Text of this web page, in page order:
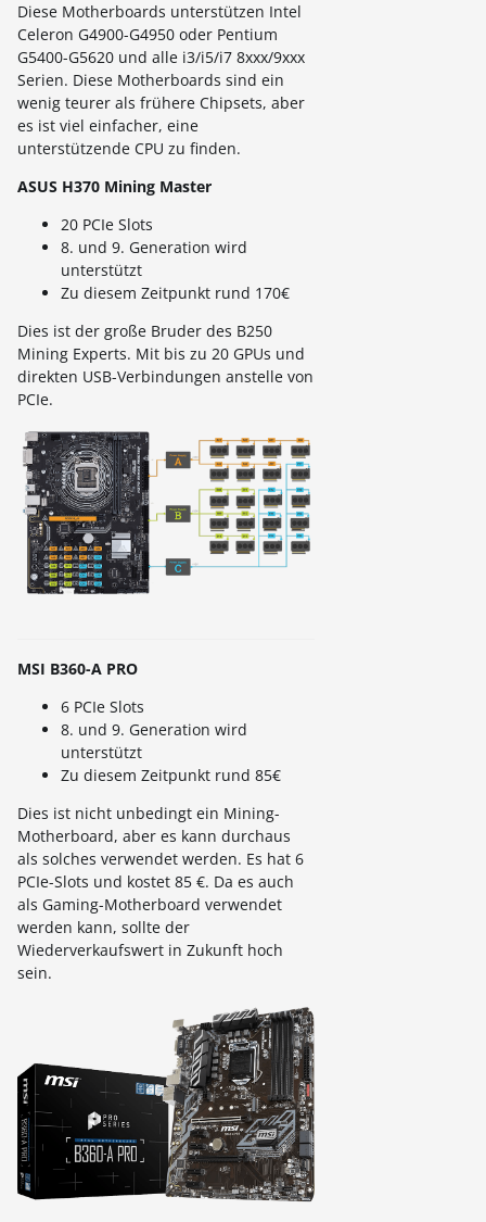
Diese Motherboards unterstützen Intel
Celeron G4900-G4950 oder Pentium
G5400-G5620 und alle i3/i5/i7 8xxx/9xxx
Serien. Diese Motherboards sind ein
wenig teurer als frühere Chipsets, aber
es ist viel einfacher, eine
unterstützende CPU zu finden.
ASUS H370 Mining Master
20 PCIe Slots
8. und 9. Generation wird
unterstützt
Zu diesem Zeitpunkt rund 170€
Dies ist der große Bruder des B250
Mining Experts. Mit bis zu 20 GPUs und
direkten USB-Verbindungen anstelle von
PCIe.
MSI B360-A PRO
6 PCIe Slots
8. und 9. Generation wird
unterstützt
Zu diesem Zeitpunkt rund 85€
Dies ist nicht unbedingt ein Mining-
Motherboard, aber es kann durchaus
als solches verwendet werden. Es hat 6
PCIe-Slots und kostet 85 €. Da es auch
als Gaming-Motherboard verwendet
werden kann, sollte der
Wiederverkaufswert in Zukunft hoch
sein.